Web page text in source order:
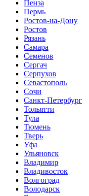
Пенза
Пермь
Ростов-на-Дону
Ростов
Рязань
Самара
Семенов
Сергач
Серпухов
Севастополь
Сочи
Санкт-Петербург
Тольятти
Тула
Тюмень
Тверь
Уфа
Ульяновск
Владимир
Владивосток
Волгоград
Володарск